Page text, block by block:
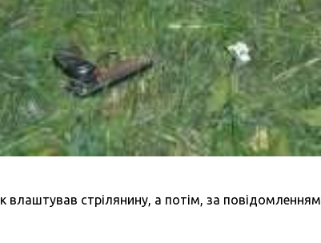
стрілянину, а потім, за повідомленням